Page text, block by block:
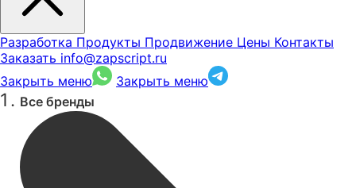
Разработка Продукты Продвижение Цены Контакты
Заказать info@zapscript.ru
Закрыть меню
Закрыть меню
Все бренды